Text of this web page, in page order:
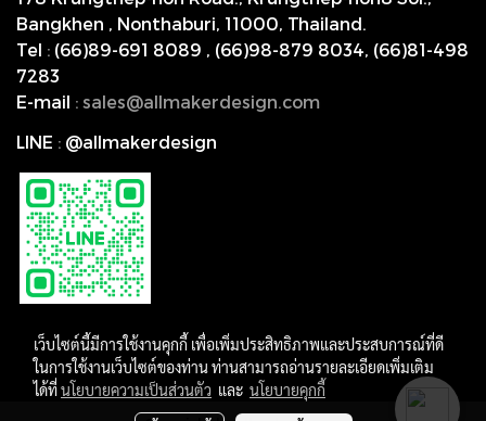
Bangkhen , Nonthaburi, 11000, Thailand.
Tel : (66)89-691 8089 , (66)98-879 8034, (66)81-498
7283
E-mail : sales@allmakerdesign.com
LINE : @allmakerdesign
เว็บไซต์นี้มีการใช้งานคุกกี้ เพื่อเพิ่มประสิทธิภาพและประสบการณ์ที่ดี
ในการใช้งานเว็บไซต์ของท่าน ท่านสามารถอ่านรายละเอียดเพิ่มเติม
ได้ที่นโยบายความเป็นส่วนตัว และ นโยบายคุกกี้